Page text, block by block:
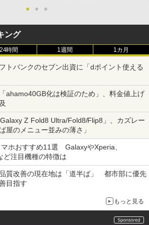
● ● ●
ング
24時間 1週間 1カ月
トバンクのセブン出資に「dポイント使える
ahamo40GB化は検証のため」、料金値上げ
Z Fold8 Ultra/Fold8/Flip8」、カズレー
屋のメニュー並みの薄さ」
ホおすすめ11選 GalaxyやXperia、
ど注目機種の特徴は
質改善の現在地は「道半ば」 都市部に優先
目指す
もっと見る